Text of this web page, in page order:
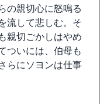
の親切心に怒鳴る
流して悲しむ。そ
親切ごかしはやめ
ついには、伯母も
らにソヨンは仕事